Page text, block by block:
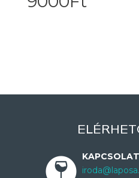
KAPCSOLAT